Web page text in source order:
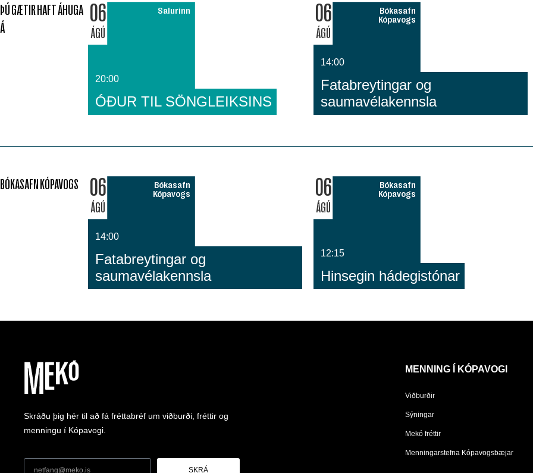
ÞÚ GÆTIR HAFT ÁHUGA
Á
06
ÁGÚ
Salurinn
20:00
ÓÐUR TIL SÖNGLEIKSINS
06
ÁGÚ
Bókasafn
Kópavogs
14:00
Fatabreytingar og
saumavélakennsla
BÓKASAFN KÓPAVOGS 06
ÁGÚ
Bókasafn
Kópavogs
14:00
Fatabreytingar og
saumavélakennsla
06
ÁGÚ
Bókasafn
Kópavogs
12:15
Hinsegin hádegistónar
Skráðu þig hér til að fá fréttabréf um viðburði, fréttir og
menningu í Kópavogi.
SKRÁ
MENNING Í KÓPAVOGI
Viðburðir
Sýningar
Mekó fréttir
Menningarstefna Kópavogsbæjar